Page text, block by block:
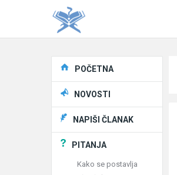
Explore
POČETNA
NOVOSTI
NAPIŠI ČLANAK
PITANJA
Kako se postavlja